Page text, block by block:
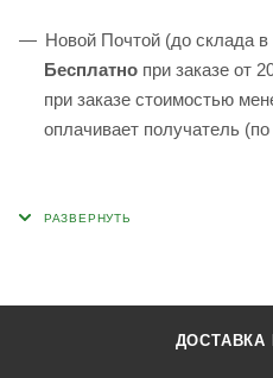
Новой Почтой (до склада
Бесплатно при заказе от
при заказе стоимостью
оплачивает получатель
ДОСТАВКА